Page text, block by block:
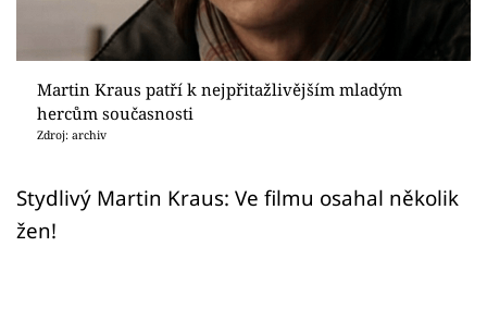
Sledujte prima+
Martin Kraus patří k nejpřitažlivějším mladým
hercům současnosti
Zdroj: archiv
Stydlivý Martin Kraus: Ve filmu osahal několik
žen!